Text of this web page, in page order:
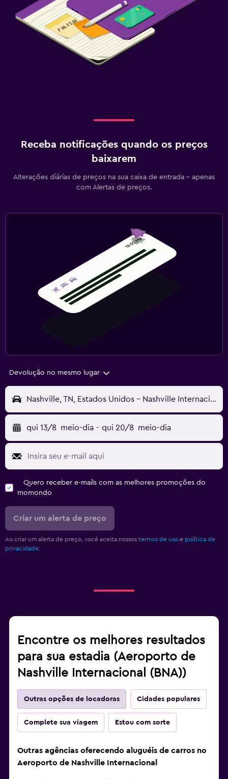
Receba notificações quando os preços
baixarem
Alterações diárias de preços na sua caixa de entrada - apenas
com Alertas de preços.
Devolução no mesmo lugar
Nashville, TN, Estados Unidos - Nashville Internacional (BNA)
qui 13/8 meio-dia - qui 20/8 meio-dia
Quero receber e-mails com as melhores promoções do
momondo
Criar um alerta de preço
Ao criar um alerta de preço, você aceita nossos termos de uso e política de
privacidade.
Encontre os melhores resultados
para sua estadia (Aeroporto de
Nashville Internacional (BNA))
Outras opções de locadoras Cidades populares
Complete sua viagem Estou com sorte
Outras agências oferecendo aluguéis de carros no
Aeroporto de Nashville Internacional